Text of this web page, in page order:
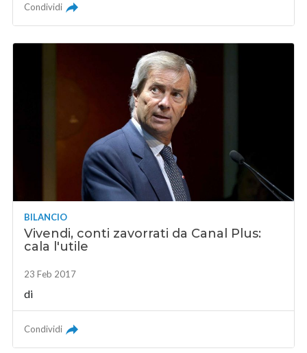
Condividi
BILANCIO
Vivendi, conti zavorrati da Canal Plus:
cala l'utile
23 Feb 2017
di
Condividi